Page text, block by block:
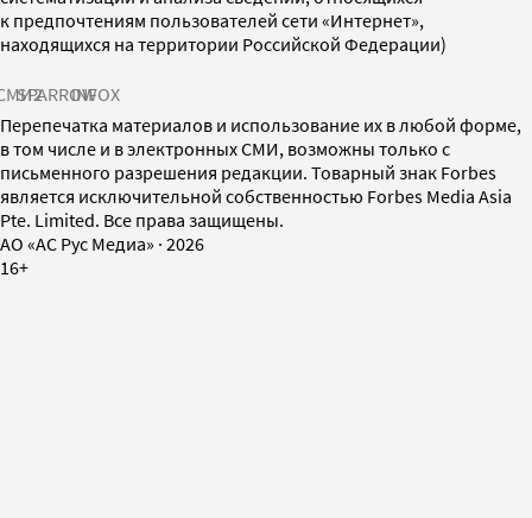
к предпочтениям пользователей сети «Интернет»,
находящихся на территории Российской Федерации)
SPARROWINFOX
Перепечатка материалов и использование их в любой форме,
в том числе и в электронных СМИ, возможны только с
письменного разрешения редакции. Товарный знак Forbes
является исключительной собственностью Forbes Media Asia
Pte. Limited. Все права защищены.
AO «АС Рус Медиа» · 2026
16+